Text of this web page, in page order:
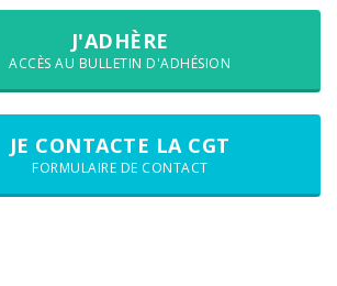
J'ADHÈRE
ACCÈS AU BULLETIN D'ADHÉSION
JE CONTACTE LA CGT
FORMULAIRE DE CONTACT